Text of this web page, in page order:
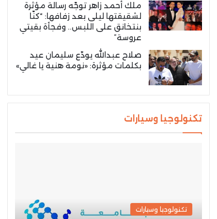
ملك أحمد زاهر توجّه رسالة مؤثرة
لشقيقتها ليلى بعد زفافها: “كنّا
بنتخانق على اللبس.. وفجأة بقيتي
عروسة”
صلاح عبدالله يودّع سليمان عيد
بكلمات مؤثرة: «نومة هنية يا غالي»
تكنولوجيا وسيارات
تكنولوجيا وسيارات